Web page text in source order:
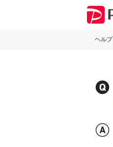
ヘルプ